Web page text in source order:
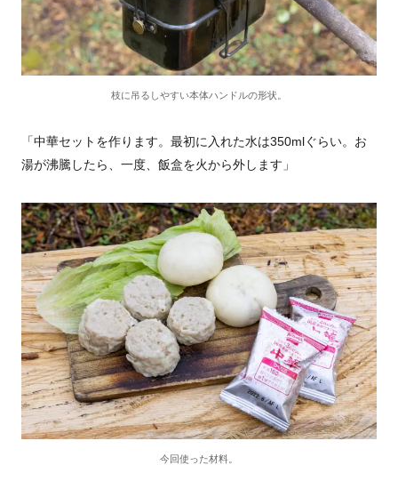
枝に吊るしやすい本体ハンドルの形状。
「中華セットを作ります。最初に入れた水は350mlぐらい。お
湯が沸騰したら、一度、飯盒を火から外します」
今回使った材料。